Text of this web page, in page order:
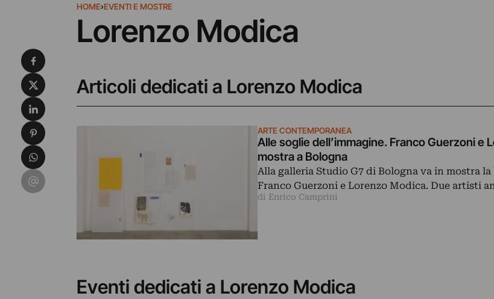
HOME›EVENTI E MOSTRE
Lorenzo Modica
Articoli dedicati a Lorenzo Modica
ARTE CONTEMPORANEA
Alle soglie dell’immagine. Franco Guerzoni e
mostra a Bologna
Alla galleria Studio G7 di Bologna va in mostra
Franco Guerzoni e Lorenzo Modica. Due artisti
di Enrico Camprini
Eventi dedicati a Lorenzo Modica
Condividi su Facebook
Condividi su X
Condividi su LinkedIn
Condividi su Pinterest
Condividi su WhatsApp
Condividi su Email